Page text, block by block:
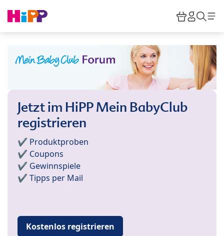
HiPP
Jetzt im HiPP Mein BabyClub
registrieren
✔️ Produktproben
✔️ Coupons
✔️ Gewinnspiele
✔️ Tipps per Mail
Kostenlos registrieren